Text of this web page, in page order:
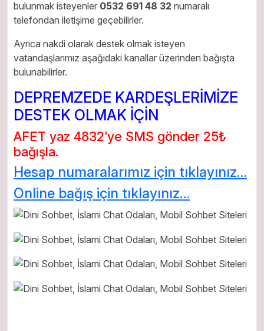
bulunmak isteyenler 0532 691 48 32 numaralı
telefondan iletişime geçebilirler.
Ayrıca nakdi olarak destek olmak isteyen
vatandaşlarımız aşağıdaki kanallar üzerinden bağışta
bulunabilirler.
DEPREMZEDE KARDEŞLERİMİZE
DESTEK OLMAK İÇİN
AFET yaz 4832’ye SMS gönder 25₺
bağışla.
Hesap numaralarımız için tıklayınız…
Online bağış için tıklayınız…